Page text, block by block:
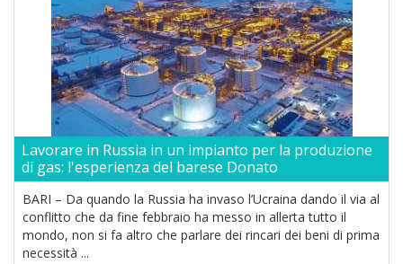
Lavorare in Russia in un impianto per la produzione
di gas: l'esperienza del barese Donato
BARI – Da quando la Russia ha invaso l’Ucraina dando il via al
conflitto che da fine febbraio ha messo in allerta tutto il
mondo, non si fa altro che parlare dei rincari dei beni di prima
necessità ...